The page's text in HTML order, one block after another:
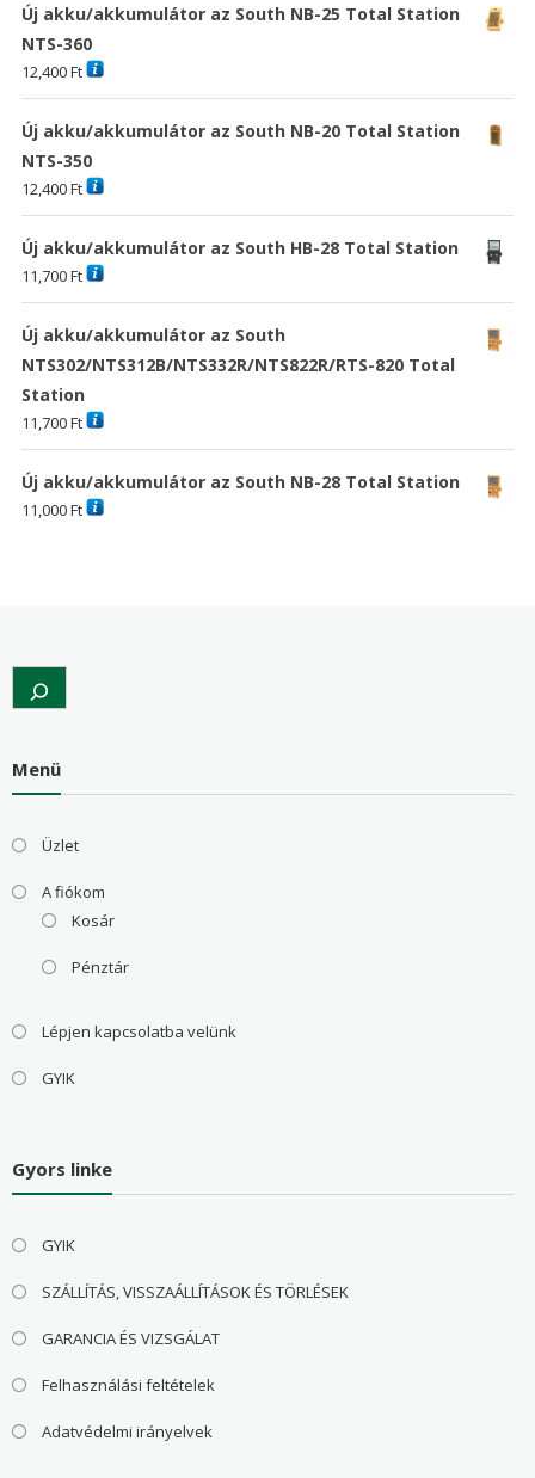
Új akku/akkumulátor az South NB-25 Total Station
NTS-360
12,400Ft
Új akku/akkumulátor az South NB-20 Total Station
NTS-350
12,400Ft
Új akku/akkumulátor az South HB-28 Total Station
11,700Ft
Új akku/akkumulátor az South
NTS302/NTS312B/NTS332R/NTS822R/RTS-820 Total
Station
11,700Ft
Új akku/akkumulátor az South NB-28 Total Station
11,000Ft
Search
Menü
Üzlet
A fiókom
Kosár
Pénztár
Lépjen kapcsolatba velünk
GYIK
Gyors linke
GYIK
SZÁLLÍTÁS, VISSZAÁLLÍTÁSOK ÉS TÖRLÉSEK
GARANCIA ÉS VIZSGÁLAT
Felhasználási feltételek
Adatvédelmi irányelvek